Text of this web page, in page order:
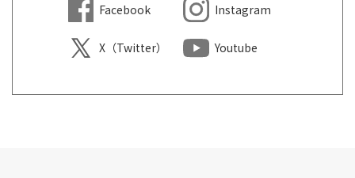
Facebook Instagram
X（Twitter） Youtube